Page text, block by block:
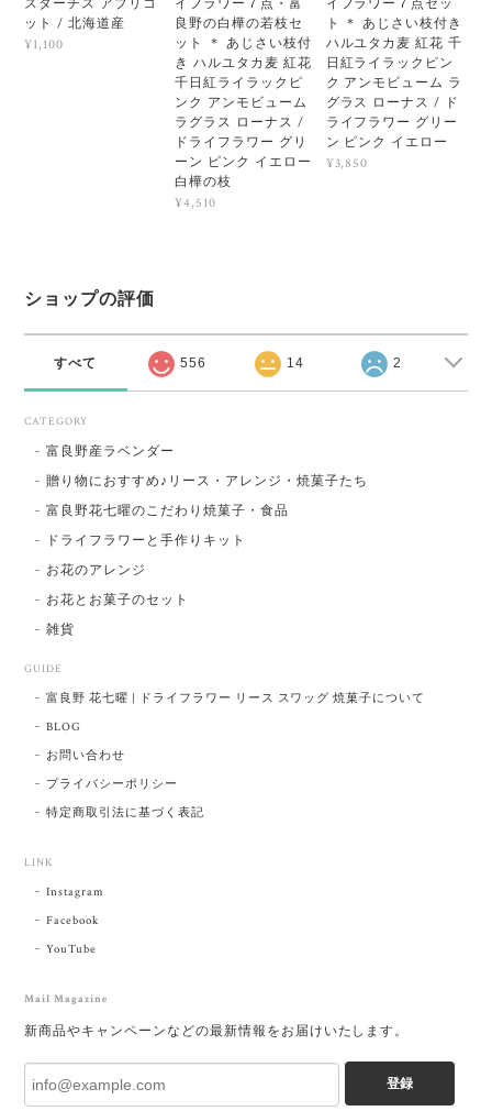
スターチス アプリコ
ット / 北海道産
¥1,100
イフラワー７点・富
良野の白樺の若枝セ
ット ＊ あじさい枝付
き ハルユタカ麦 紅花
千日紅ライラックピ
ンク アンモビューム
ラグラス ローナス /
ドライフラワー グリ
ーン ピンク イエロー
白樺の枝
¥4,510
イフラワー７点セッ
ト ＊ あじさい枝付き
ハルユタカ麦 紅花 千
日紅ライラックピン
ク アンモビューム ラ
グラス ローナス / ド
ライフラワー グリー
ン ピンク イエロー
¥3,850
ショップの評価
すべて 556 14 2
CATEGORY
富良野産ラベンダー
贈り物におすすめ♪リース・アレンジ・焼菓子たち
富良野花七曜のこだわり焼菓子・食品
ドライフラワーと手作りキット
お花のアレンジ
お花とお菓子のセット
雑貨
GUIDE
富良野 花七曜 | ドライフラワー リース スワッグ 焼菓子について
BLOG
お問い合わせ
プライバシーポリシー
特定商取引法に基づく表記
LINK
Instagram
Facebook
YouTube
Mail Magazine
新商品やキャンペーンなどの最新情報をお届けいたします。
登録